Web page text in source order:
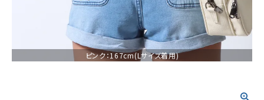
ピンク：167cm(Lサイズ着用)